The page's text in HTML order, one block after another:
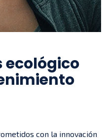
ecológico
con la innovación